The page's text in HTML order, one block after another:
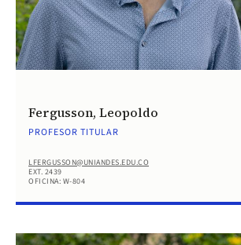
Fergusson, Leopoldo
PROFESOR TITULAR
LFERGUSSON@UNIANDES.EDU.CO
EXT. 2439
OFICINA: W-804